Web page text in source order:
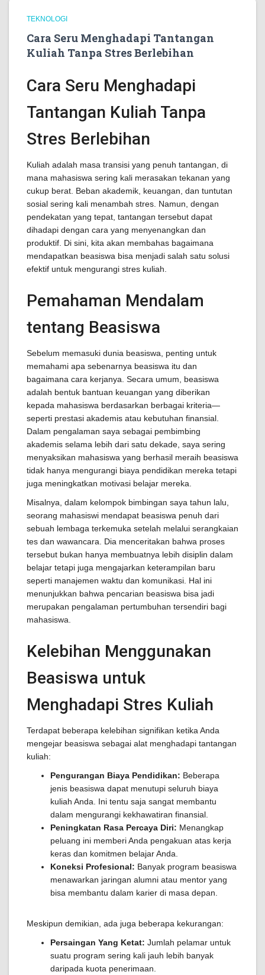
TEKNOLOGI
Cara Seru Menghadapi Tantangan
Kuliah Tanpa Stres Berlebihan
Cara Seru Menghadapi
Tantangan Kuliah Tanpa
Stres Berlebihan
Kuliah adalah masa transisi yang penuh tantangan, di
mana mahasiswa sering kali merasakan tekanan yang
cukup berat. Beban akademik, keuangan, dan tuntutan
sosial sering kali menambah stres. Namun, dengan
pendekatan yang tepat, tantangan tersebut dapat
dihadapi dengan cara yang menyenangkan dan
produktif. Di sini, kita akan membahas bagaimana
mendapatkan beasiswa bisa menjadi salah satu solusi
efektif untuk mengurangi stres kuliah.
Pemahaman Mendalam
tentang Beasiswa
Sebelum memasuki dunia beasiswa, penting untuk
memahami apa sebenarnya beasiswa itu dan
bagaimana cara kerjanya. Secara umum, beasiswa
adalah bentuk bantuan keuangan yang diberikan
kepada mahasiswa berdasarkan berbagai kriteria—
seperti prestasi akademis atau kebutuhan finansial.
Dalam pengalaman saya sebagai pembimbing
akademis selama lebih dari satu dekade, saya sering
menyaksikan mahasiswa yang berhasil meraih beasiswa
tidak hanya mengurangi biaya pendidikan mereka tetapi
juga meningkatkan motivasi belajar mereka.
Misalnya, dalam kelompok bimbingan saya tahun lalu,
seorang mahasiswi mendapat beasiswa penuh dari
sebuah lembaga terkemuka setelah melalui serangkaian
tes dan wawancara. Dia menceritakan bahwa proses
tersebut bukan hanya membuatnya lebih disiplin dalam
belajar tetapi juga mengajarkan keterampilan baru
seperti manajemen waktu dan komunikasi. Hal ini
menunjukkan bahwa pencarian beasiswa bisa jadi
merupakan pengalaman pertumbuhan tersendiri bagi
mahasiswa.
Kelebihan Menggunakan
Beasiswa untuk
Menghadapi Stres Kuliah
Terdapat beberapa kelebihan signifikan ketika Anda
mengejar beasiswa sebagai alat menghadapi tantangan
kuliah:
Pengurangan Biaya Pendidikan: Beberapa
jenis beasiswa dapat menutupi seluruh biaya
kuliah Anda. Ini tentu saja sangat membantu
dalam mengurangi kekhawatiran finansial.
Peningkatan Rasa Percaya Diri: Menangkap
peluang ini memberi Anda pengakuan atas kerja
keras dan komitmen belajar Anda.
Koneksi Profesional: Banyak program beasiswa
menawarkan jaringan alumni atau mentor yang
bisa membantu dalam karier di masa depan.
Meskipun demikian, ada juga beberapa kekurangan:
Persaingan Yang Ketat: Jumlah pelamar untuk
suatu program sering kali jauh lebih banyak
daripada kuota penerimaan.